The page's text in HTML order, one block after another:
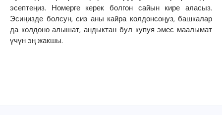
эсептеңиз. Номерге керек болгон сайын кире аласыз.
Эсиңизде болсун, сиз аны кайра колдонсоңуз, башкалар
да колдоно алышат, андыктан бул купуя эмес маалымат
үчүн эң жакшы.